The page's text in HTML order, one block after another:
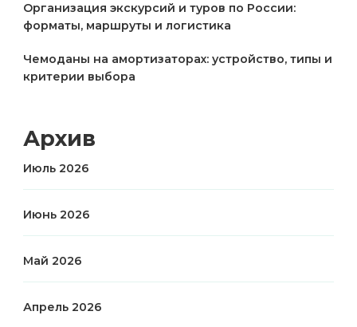
Организация экскурсий и туров по России:
форматы, маршруты и логистика
Чемоданы на амортизаторах: устройство, типы и
критерии выбора
Архив
Июль 2026
Июнь 2026
Май 2026
Апрель 2026